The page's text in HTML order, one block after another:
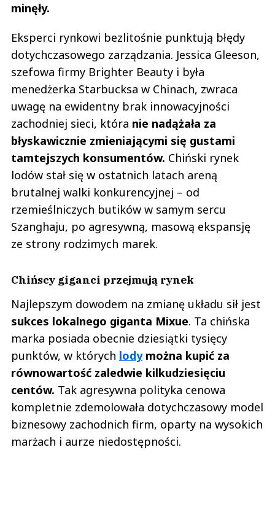
minęły.
Eksperci rynkowi bezlitośnie punktują błędy
dotychczasowego zarządzania. Jessica Gleeson,
szefowa firmy Brighter Beauty i była
menedżerka Starbucksa w Chinach, zwraca
uwagę na ewidentny brak innowacyjności
zachodniej sieci, która nie nadążała za
błyskawicznie zmieniającymi się gustami
tamtejszych konsumentów. Chiński rynek
lodów stał się w ostatnich latach areną
brutalnej walki konkurencyjnej – od
rzemieślniczych butików w samym sercu
Szanghaju, po agresywną, masową ekspansję
ze strony rodzimych marek.
Chińscy giganci przejmują rynek
Najlepszym dowodem na zmianę układu sił jest
sukces lokalnego giganta Mixue. Ta chińska
marka posiada obecnie dziesiątki tysięcy
punktów, w których lodymożna kupić za
równowartość zaledwie kilkudziesięciu
centów. Tak agresywna polityka cenowa
kompletnie zdemolowała dotychczasowy model
biznesowy zachodnich firm, oparty na wysokich
marżach i aurze niedostępności.